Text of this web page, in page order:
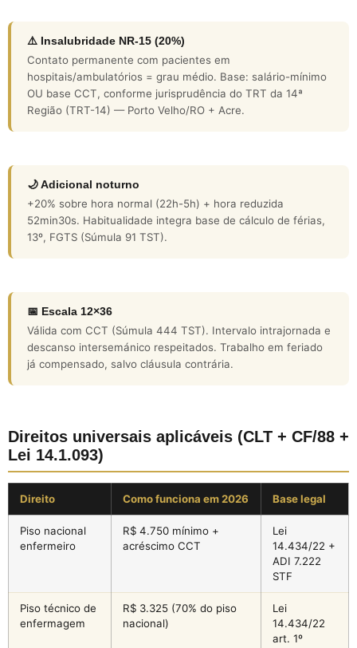
⚠️ Insalubridade NR-15 (20%)
Contato permanente com pacientes em
hospitais/ambulatórios = grau médio. Base: salário-mínimo
OU base CCT, conforme jurisprudência do TRT da 14ª
Região (TRT-14) — Porto Velho/RO + Acre.
🌙 Adicional noturno
+20% sobre hora normal (22h-5h) + hora reduzida
52min30s. Habitualidade integra base de cálculo de férias,
13º, FGTS (Súmula 91 TST).
📅 Escala 12×36
Válida com CCT (Súmula 444 TST). Intervalo intrajornada e
descanso intersemánico respeitados. Trabalho em feriado
já compensado, salvo cláusula contrária.
Direitos universais aplicáveis (CLT + CF/88 +
Lei 14.1.093)
Direito Como funciona em 2026 Base legal
Piso nacional
enfermeiro
R$ 4.750 mínimo +
acréscimo CCT
Lei
14.434/22 +
ADI 7.222
STF
Piso técnico de
enfermagem
R$ 3.325 (70% do piso
nacional)
Lei
14.434/22
art. 1º